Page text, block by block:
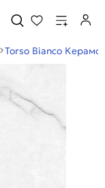
Torso Bianco